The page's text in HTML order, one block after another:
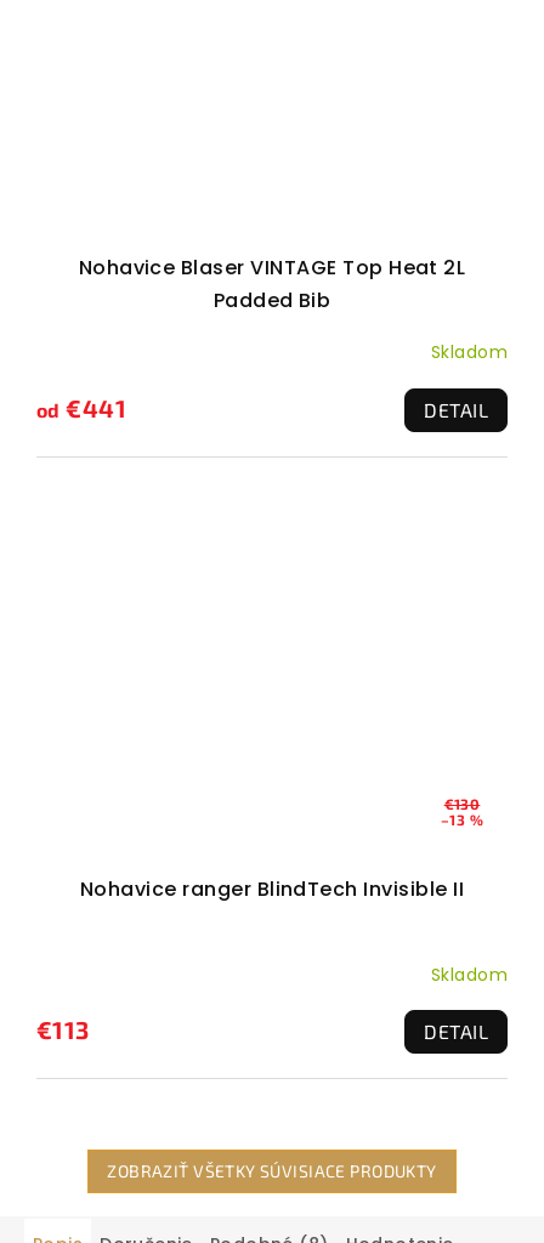
Nohavice Blaser VINTAGE Top Heat 2L
Padded Bib
Skladom
od €441 DETAIL
€130
–13 %
Nohavice ranger BlindTech Invisible II
Skladom
€113 DETAIL
ZOBRAZIŤ VŠETKY SÚVISIACE PRODUKTY